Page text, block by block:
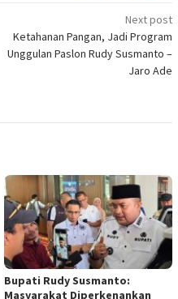
Next post
Ketahanan Pangan, Jadi Program
Unggulan Paslon Rudy Susmanto –
Jaro Ade
Bupati Rudy Susmanto:
Masyarakat Diperkenankan